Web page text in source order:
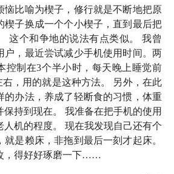
克服酒精依赖，建立了帮助数百万
助康复模式。
帆聊《 芒格
之道》：对知识诚
好的礼物
纵横四海的节目，我们建议你直接
，根据以下书名收听自己感兴趣的播
恼比喻为楔子，修行就是不断地把原
楔子换成一个个小楔子，直到最后把
这个和争地的说法有点类似。 我曾
户，最近尝试减少手机使用时间。两
控制在3个半小时，每天晚上睡觉前
右，用的就是这种方法。 另外，在此
的办法，养成了轻断食的习惯，体重
保持到现在。 我准备在把手机的使用
人机的程度。 现在我发现自己还有个
就是赖床，非拖到最后一刻才起床。
，得好好琢磨一下……